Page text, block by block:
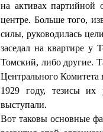
на активах партийной
центре. Больше того,
силы, руководилась
заседал на квартире у
Томский, либо другие.
Центрального Комитета
1929 году, тезисы их
выступали.
Вот таковы основные